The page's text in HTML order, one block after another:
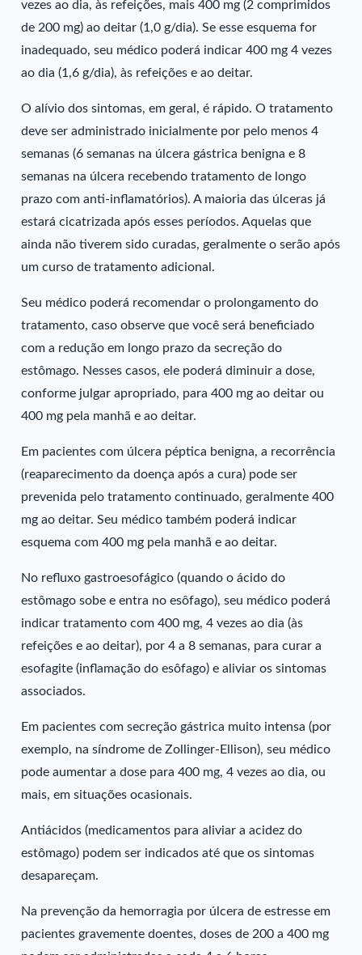
vezes ao dia, às refeições, mais 400 mg (2 comprimidos
de 200 mg) ao deitar (1,0 g/dia). Se esse esquema for
inadequado, seu médico poderá indicar 400 mg 4 vezes
ao dia (1,6 g/dia), às refeições e ao deitar.
O alívio dos sintomas, em geral, é rápido. O tratamento
deve ser administrado inicialmente por pelo menos 4
semanas (6 semanas na úlcera gástrica benigna e 8
semanas na úlcera recebendo tratamento de longo
prazo com anti-inflamatórios). A maioria das úlceras já
estará cicatrizada após esses períodos. Aquelas que
ainda não tiverem sido curadas, geralmente o serão após
um curso de tratamento adicional.
Seu médico poderá recomendar o prolongamento do
tratamento, caso observe que você será beneficiado
com a redução em longo prazo da secreção do
estômago. Nesses casos, ele poderá diminuir a dose,
conforme julgar apropriado, para 400 mg ao deitar ou
400 mg pela manhã e ao deitar.
Em pacientes com úlcera péptica benigna, a recorrência
(reaparecimento da doença após a cura) pode ser
prevenida pelo tratamento continuado, geralmente 400
mg ao deitar. Seu médico também poderá indicar
esquema com 400 mg pela manhã e ao deitar.
No refluxo gastroesofágico (quando o ácido do
estômago sobe e entra no esôfago), seu médico poderá
indicar tratamento com 400 mg, 4 vezes ao dia (às
refeições e ao deitar), por 4 a 8 semanas, para curar a
esofagite (inflamação do esôfago) e aliviar os sintomas
associados.
Em pacientes com secreção gástrica muito intensa (por
exemplo, na síndrome de Zollinger-Ellison), seu médico
pode aumentar a dose para 400 mg, 4 vezes ao dia, ou
mais, em situações ocasionais.
Antiácidos (medicamentos para aliviar a acidez do
estômago) podem ser indicados até que os sintomas
desapareçam.
Na prevenção da hemorragia por úlcera de estresse em
pacientes gravemente doentes, doses de 200 a 400 mg